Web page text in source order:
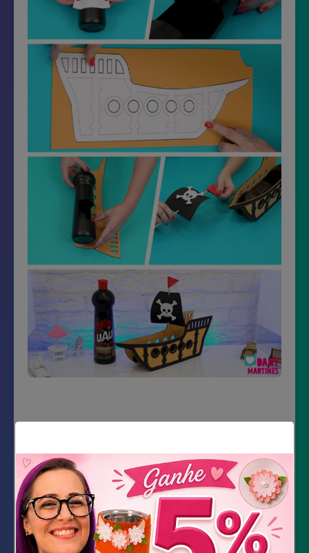
Material Necessário
Embalagem UAU perfumes multiuso
Impressão dos moldes
E.V.A. bege, preto, branco e vermelho